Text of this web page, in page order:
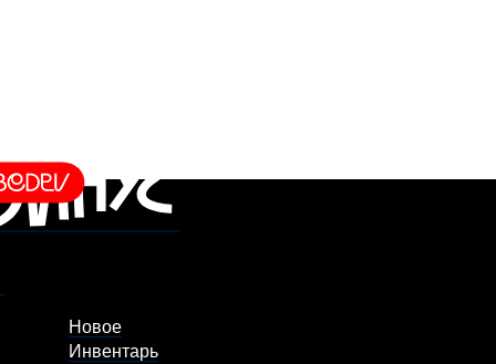
Новое
Инвентарь